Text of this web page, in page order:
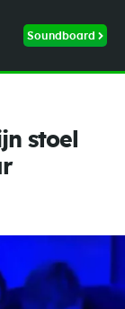
Soundboard
stoel